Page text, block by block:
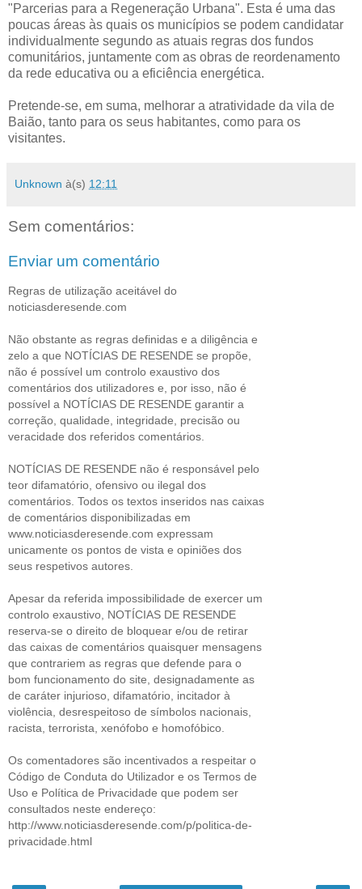
"Parcerias para a Regeneração Urbana". Esta é uma das
poucas áreas às quais os municípios se podem candidatar
individualmente segundo as atuais regras dos fundos
comunitários, juntamente com as obras de reordenamento
da rede educativa ou a eficiência energética.
Pretende-se, em suma, melhorar a atratividade da vila de
Baião, tanto para os seus habitantes, como para os
visitantes.
Unknown à(s) 12:11
Sem comentários:
Enviar um comentário
Regras de utilização aceitável do
noticiasderesende.com
Não obstante as regras definidas e a diligência e
zelo a que NOTÍCIAS DE RESENDE se propõe,
não é possível um controlo exaustivo dos
comentários dos utilizadores e, por isso, não é
possível a NOTÍCIAS DE RESENDE garantir a
correção, qualidade, integridade, precisão ou
veracidade dos referidos comentários.
NOTÍCIAS DE RESENDE não é responsável pelo
teor difamatório, ofensivo ou ilegal dos
comentários. Todos os textos inseridos nas caixas
de comentários disponibilizadas em
www.noticiasderesende.com expressam
unicamente os pontos de vista e opiniões dos
seus respetivos autores.
Apesar da referida impossibilidade de exercer um
controlo exaustivo, NOTÍCIAS DE RESENDE
reserva-se o direito de bloquear e/ou de retirar
das caixas de comentários quaisquer mensagens
que contrariem as regras que defende para o
bom funcionamento do site, designadamente as
de caráter injurioso, difamatório, incitador à
violência, desrespeitoso de símbolos nacionais,
racista, terrorista, xenófobo e homofóbico.
Os comentadores são incentivados a respeitar o
Código de Conduta do Utilizador e os Termos de
Uso e Política de Privacidade que podem ser
consultados neste endereço:
http://www.noticiasderesende.com/p/politica-de-
privacidade.html